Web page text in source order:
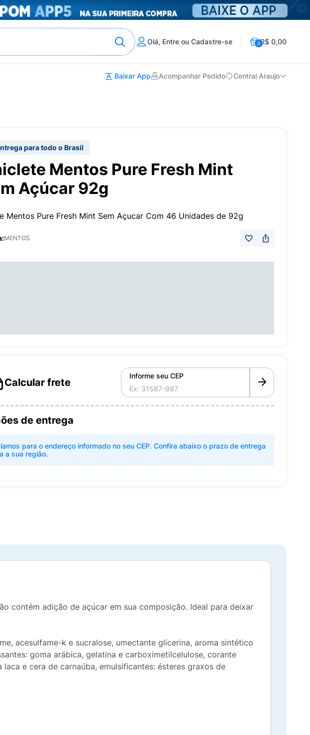
Olá, Entre ou Cadastre-se 0R$ 0,00
Baixar App Acompanhar Pedido Central Araujo
para todo o Brasil
Mentos Pure Fresh Mint
Açúcar 92g
Mentos Pure Fresh Mint Sem Açucar Com 46 Unidades de 92g
MENTOS
Calcular frete
Informe seu CEP
de entrega
para o endereço informado no seu CEP. Confira abaixo o prazo de entrega
a sua região.
contém adição de açúcar em sua composição. Ideal para deixar
acesulfame-k e sucralose, umectante glicerina, aroma sintético
goma arábica, gelatina e carboximetilcelulose, corante
e cera de carnaúba, emulsificantes: ésteres graxos de